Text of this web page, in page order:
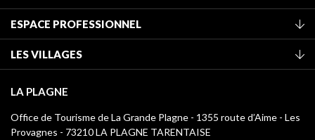
ESPACE PROFESSIONNEL
Classement des meublés
Taxe de séjour
Médiathèque
Logos La Plagne
LES VILLAGES
Montchavin - Les Coches
Champagny-en-Vanoise
LA PLAGNE
Office de Tourisme de La Grande Plagne - 1355 route d’Aime - Les
Provagnes - 73210 LA PLAGNE TARENTAISE